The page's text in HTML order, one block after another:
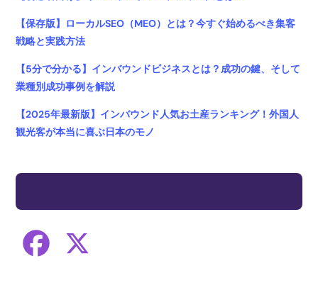
【保存版】ローカルSEO（MEO）とは？今すぐ始めるべき集客
戦略と実践方法
【5分で分かる】インバウンドビジネスとは？成功の鍵、そして
業種別成功事例を解説
【2025年最新版】インバウンド人気お土産ランキング！外国人
観光客が本当に喜ぶ日本のモノ